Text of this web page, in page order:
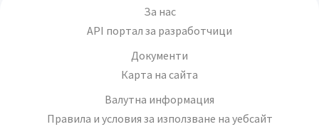
За нас
API портал за разработчици
Документи
Карта на сайта
Валутна информация
Правила и условия за използване на уебсайт